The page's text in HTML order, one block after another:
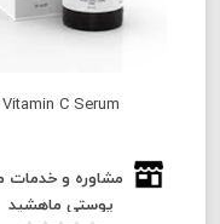
Vitamin C Serum
مشاوره و خدمات
پوستی ماهشید